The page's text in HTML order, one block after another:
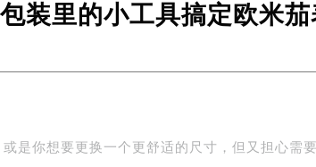
装里的小工具搞定欧米
是你想要更换一个更舒适的尺寸，但又担心需要